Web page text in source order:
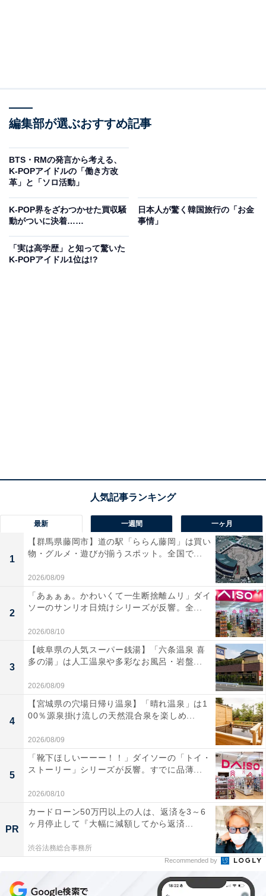
編集部が選ぶおすすめ記事
BTS・RMの発言から考える、
K-POPアイドルの「働き方改
革」と「ソロ活動」
K-POP界をざわつかせた買収騒
動がついに決着……
日本人が驚く韓国旅行の「お金
事情」
「実は高学歴」と知って驚いた
K-POPアイドル1位は!?
最新 一週間 一ヶ月
1
【群馬県藤岡市】道の駅「ららん藤岡」は買い
物・グルメ・遊びが揃うスポット。全国で...
2026/08/09
2
「あぁぁぁ。かわいくて一生断捨離ムリ」ダイ
ソーのサンリオ日焼けシリーズが反響。全...
2026/08/10
3
【岐阜県の人気スーパー銭湯】「六条温泉 喜
多の湯」は人工温泉や多彩なお風呂・岩盤...
2026/08/09
4
【宮城県の穴場日帰り温泉】「晴れ温泉」は1
00％源泉掛け流しの天然混合泉を楽しめ...
2026/08/09
5
「靴下ほしいーーー！！」ダイソーの「トイ・
ストーリー」シリーズが反響。すでに品薄...
2026/08/10
PR
カードローン50万円以上の人は、返済を3～6
ヶ月停止して『大幅に減額してから返済...
渋谷法務総合事務所
Recommended by